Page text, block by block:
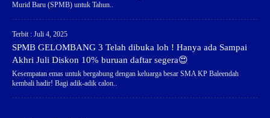
Murid Baru (SPMB) untuk Tahun..
Terbit : Juli 4, 2025
SPMB GELOMBANG 3 Telah dibuka loh ! Hanya ada Sampai
Akhri Juli Diskon 10% buruan daftar segera😍
Kesempatan emas untuk bergabung dengan keluarga besar SMA KP Baleendah
kembali hadir! Bagi adik-adik calon..